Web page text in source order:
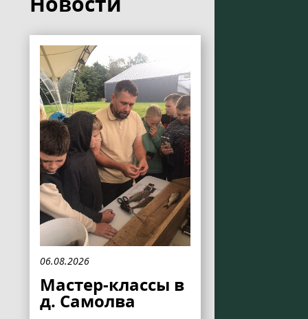
06.08.2026
Мастер-классы в
д. Самолва